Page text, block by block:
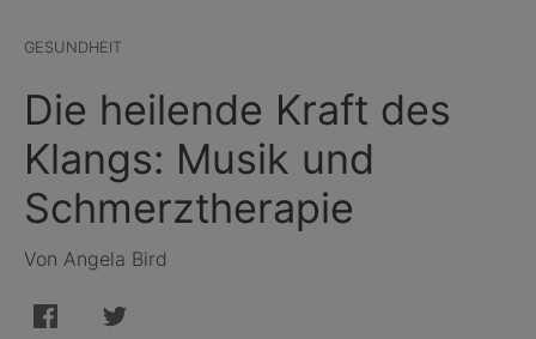
GESUNDHEIT
Die heilende Kraft des
Klangs: Musik und
Schmerztherapie
Von Angela Bird